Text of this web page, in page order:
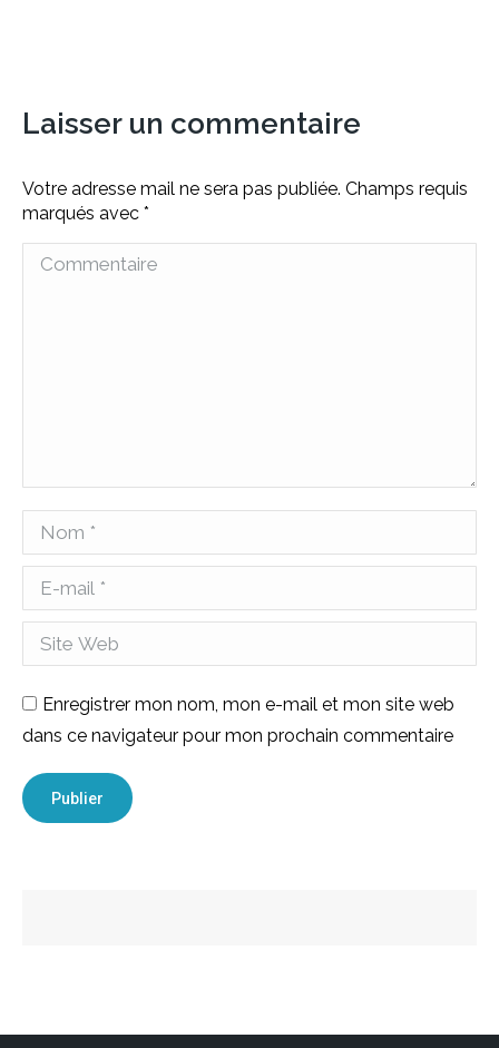
Laisser un commentaire
Votre adresse mail ne sera pas publiée. Champs requis
marqués avec *
Commentaire
Nom *
E-mail *
Site Web
Enregistrer mon nom, mon e-mail et mon site web
dans ce navigateur pour mon prochain commentaire
Publier